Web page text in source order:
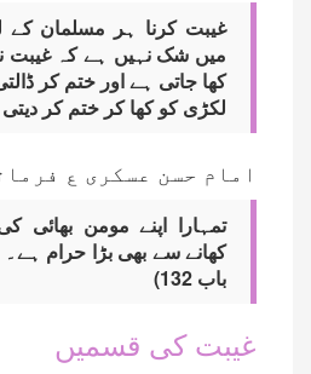
غیبت کرنا ہر مسلمان
میں شک نہیں ہے کہ غیبت
کھا جاتی ہے اور ختم کر
لکڑی کو کھا کر ختم کر
امام حسن عسکری ع
تمہارا اپنے مومن بھائی
کھانے سے بھی بڑا حرام
باب 132)
غیبت کی قسمیں